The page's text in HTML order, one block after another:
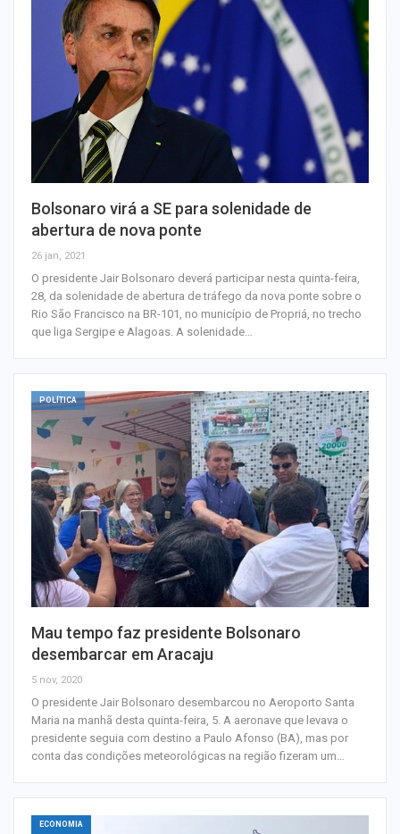
Bolsonaro virá a SE para solenidade de
abertura de nova ponte
26 jan, 2021
O presidente Jair Bolsonaro deverá participar nesta quinta-feira,
28, da solenidade de abertura de tráfego da nova ponte sobre o
Rio São Francisco na BR-101, no município de Propriá, no trecho
que liga Sergipe e Alagoas. A solenidade…
POLÍTICA
Mau tempo faz presidente Bolsonaro
desembarcar em Aracaju
5 nov, 2020
O presidente Jair Bolsonaro desembarcou no Aeroporto Santa
Maria na manhã desta quinta-feira, 5. A aeronave que levava o
presidente seguia com destino a Paulo Afonso (BA), mas por
conta das condições meteorológicas na região fizeram um…
ECONOMIA